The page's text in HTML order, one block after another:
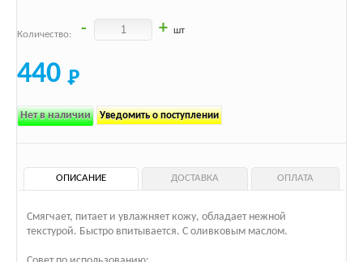
Количество: - + шт
440
Нет в наличии Уведомить о поступлении
ОПИСАНИЕ ДОСТАВКА ОПЛАТА
Смягчает, питает и увлажняет кожу, обладает нежной
текстурой. Быстро впитывается. С оливковым маслом.